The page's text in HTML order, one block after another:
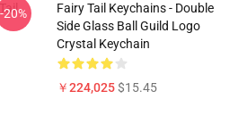
-20%
Fairy Tail Keychains - Double
Side Glass Ball Guild Logo
Crystal Keychain
￥224,025$15.45